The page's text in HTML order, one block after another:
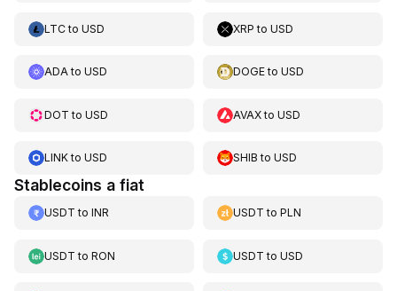
LTCto USD XRP toUSD
ADAto USD DOGEtoUSD
DOT to USD AVAXtoUSD
LINKto USD SHIB toUSD
Stablecoins a fiat
USDT to INR USDT toPLN
USDT to RON USDT toUSD